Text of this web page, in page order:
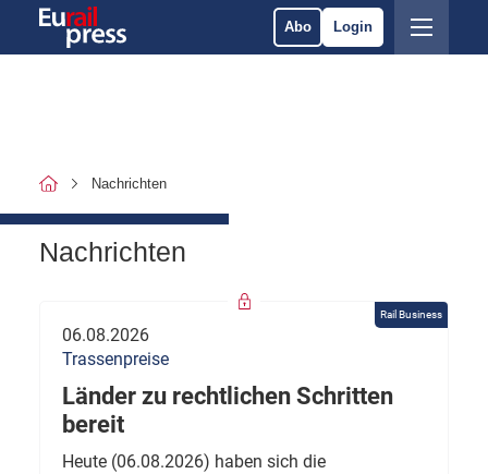
Abo Login
Nachrichten
Nachrichten
Rail Business
06.08.2026
Trassenpreise
Länder zu rechtlichen Schritten
bereit
Heute (06.08.2026) haben sich die